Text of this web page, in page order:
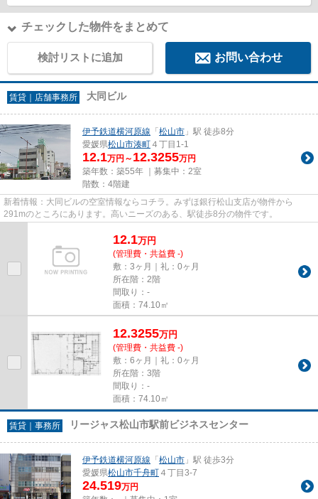
チェックした物件をまとめて
検討リストに追加 お問い合わせ
賃貸｜店舗事務所 大同ビル
伊予鉄道横河原線 「 松山市 」駅 徒歩8分
愛媛県松山市湊町 ４丁目1-1
12.1万円～ 12.3255万円
築年数：築55年 ｜募集中： 2室
階数：4階建
新着情報：大同ビルの空室情報ならコチラ。みずほ銀行松山支店が物件から
291mのところにあります。高いニーズのある、駅徒歩8分の物件です。
12.1万円
(管理費・共益費 -)
敷：3ヶ月｜礼：0ヶ月
所在階：2階
間取り：-
面積：74.10㎡
12.3255万円
(管理費・共益費 -)
敷：6ヶ月｜礼：0ヶ月
所在階：3階
間取り：-
面積：74.10㎡
賃貸｜事務所 リージャス松山市駅前ビジネスセンター
伊予鉄道横河原線 「 松山市 」駅 徒歩3分
愛媛県松山市千舟町 ４丁目3-7
24.519万円